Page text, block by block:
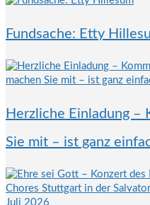
Fundsache: Etty
Herzliche Einladung –
Sie mit – ist ganz